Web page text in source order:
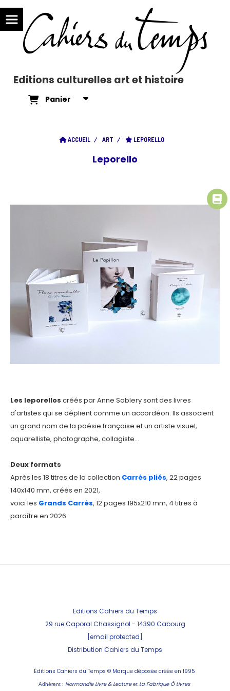
Editions culturelles art et histoire
Panier
ACCUEIL ART LEPORELLO
Leporello
Les leporellos créés par Anne Sablery sont des livres
d'artistes qui se déplient comme un accordéon. Ils associent
un grand nom de la poésie française et un artiste visuel,
aquarelliste, photographe, collagiste...
Deux formats
Après les 18 titres de la collection Carrés pliés, 22 pages
140x140 mm, créés en 2021,
voici les Grands Carrés, 12 pages 195x210 mm, 4 titres à
paraître en 2026.
Editions Cahiers du Temps
29 rue Caporal Chassignol - 14390 Cabourg
[email protected]
Distribution Cahiers du Temps
Éditions Cahiers du Temps © Marque déposée créée en 1995
Adhérent : Normandie Livre & Lectureet La Fabrique Ô Livres